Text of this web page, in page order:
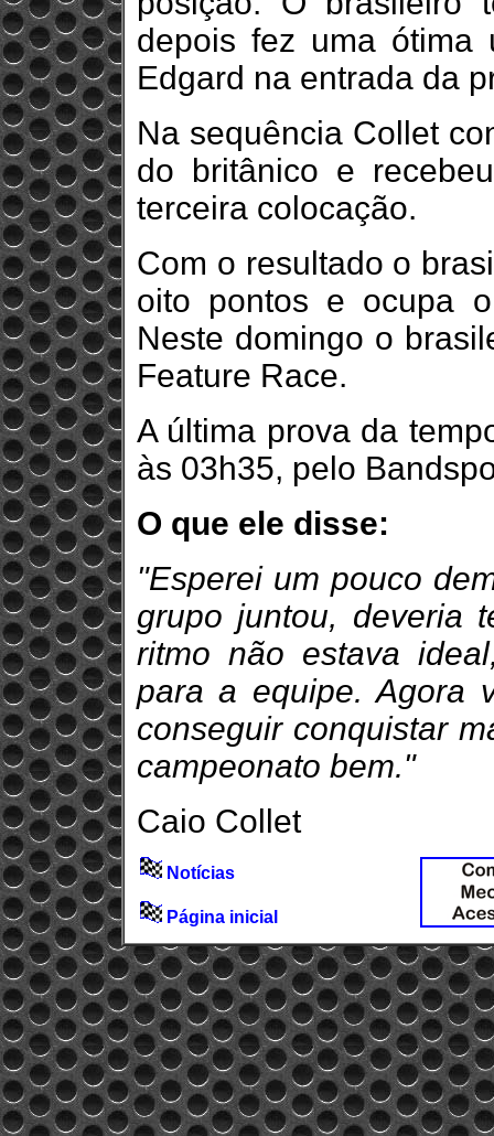
depois fez uma ótima
Edgard na entrada da
Na sequência Collet
do britânico e
terceira colocação.
Com o resultado o
oito pontos e ocupa
Neste domingo o
Feature Race.
A última prova da
às 03h35, pelo
O que ele disse:
"Esperei um pouco
grupo juntou, deveria
ritmo não estava
para a equipe. Agora
conseguir conquistar
campeonato bem."
Caio Collet
Notícias
Página inicial